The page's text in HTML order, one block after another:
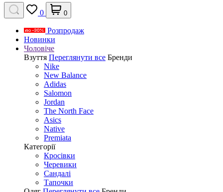
0 0
Розпродаж
Новинки
Чоловіче
Взуття Переглянути все Бренди
Nike
New Balance
Adidas
Salomon
Jordan
The North Face
Asics
Native
Premiata
Категорії
Кросівки
Черевики
Сандалі
Tапочки